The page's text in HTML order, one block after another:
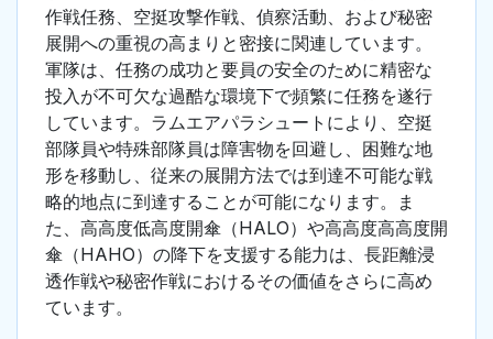
作戦任務、空挺攻撃作戦、偵察活動、および秘密
展開への重視の高まりと密接に関連しています。
軍隊は、任務の成功と要員の安全のために精密な
投入が不可欠な過酷な環境下で頻繁に任務を遂行
しています。ラムエアパラシュートにより、空挺
部隊員や特殊部隊員は障害物を回避し、困難な地
形を移動し、従来の展開方法では到達不可能な戦
略的地点に到達することが可能になります。ま
た、高高度低高度開傘（HALO）や高高度高高度開
傘（HAHO）の降下を支援する能力は、長距離浸
透作戦や秘密作戦におけるその価値をさらに高め
ています。